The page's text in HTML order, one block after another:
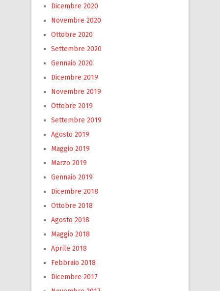
Dicembre 2020
Novembre 2020
Ottobre 2020
Settembre 2020
Gennaio 2020
Dicembre 2019
Novembre 2019
Ottobre 2019
Settembre 2019
Agosto 2019
Maggio 2019
Marzo 2019
Gennaio 2019
Dicembre 2018
Ottobre 2018
Agosto 2018
Maggio 2018
Aprile 2018
Febbraio 2018
Dicembre 2017